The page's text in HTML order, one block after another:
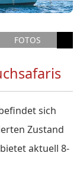
FOTOS
sich
Zustand
aktuell 8-